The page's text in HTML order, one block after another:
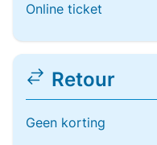
Online ticket
Retour
Geen korting